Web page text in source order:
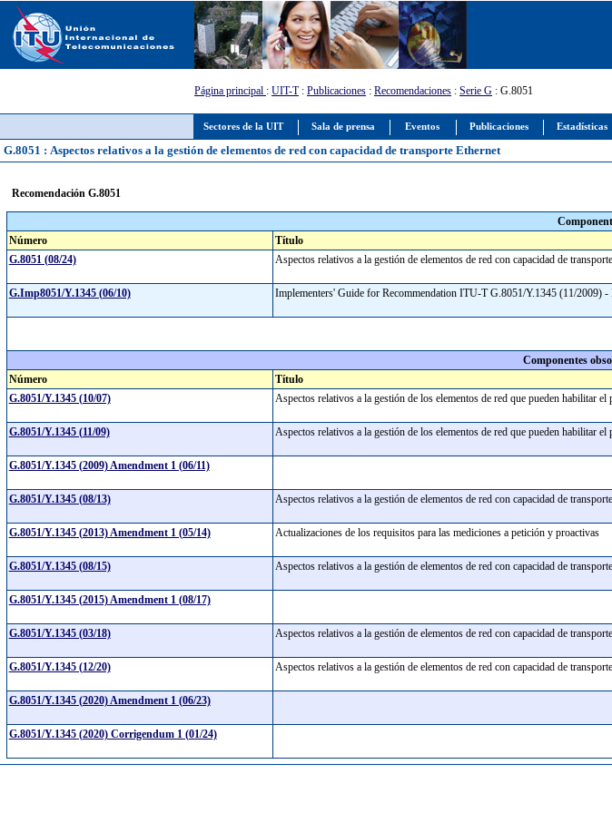
Sectores de la UIT Sala de prensa Eventos Publicaciones Estadísticas
Página principal : UIT-T: Publicaciones : Recomendaciones : Serie G : G.8051
G.8051 : Aspectos relativos a la gestión de elementos de red con capacidad de transporte Ethernet
Recomendación G.8051
Número
Título
G.8051 (08/24)
Aspectos relativos a la gestión de elementos de red con capacidad de
G.Imp8051/Y.1345 (06/10) Implementers' Guide for Recommendation ITU-T G.8051/Y.1345 (11/2009)
Componentes
Número
Título
G.8051/Y.1345 (10/07)
Aspectos relativos a la gestión de los elementos de red que pueden habilitar
G.8051/Y.1345 (11/09) Aspectos relativos a la gestión de los elementos de red que pueden habilitar
G.8051/Y.1345 (2009) Amendment 1 (06/11)
G.8051/Y.1345 (08/13) Aspectos relativos a la gestión de elementos de red con capacidad de
G.8051/Y.1345 (2013) Amendment 1 (05/14) Actualizaciones de los requisitos para las mediciones a petición y proactivas
G.8051/Y.1345 (08/15) Aspectos relativos a la gestión de elementos de red con capacidad de
G.8051/Y.1345 (2015) Amendment 1 (08/17)
G.8051/Y.1345 (03/18) Aspectos relativos a la gestión de elementos de red con capacidad de
G.8051/Y.1345 (12/20) Aspectos relativos a la gestión de elementos de red con capacidad de
G.8051/Y.1345 (2020) Amendment 1 (06/23)
G.8051/Y.1345 (2020) Corrigendum 1 (01/24)